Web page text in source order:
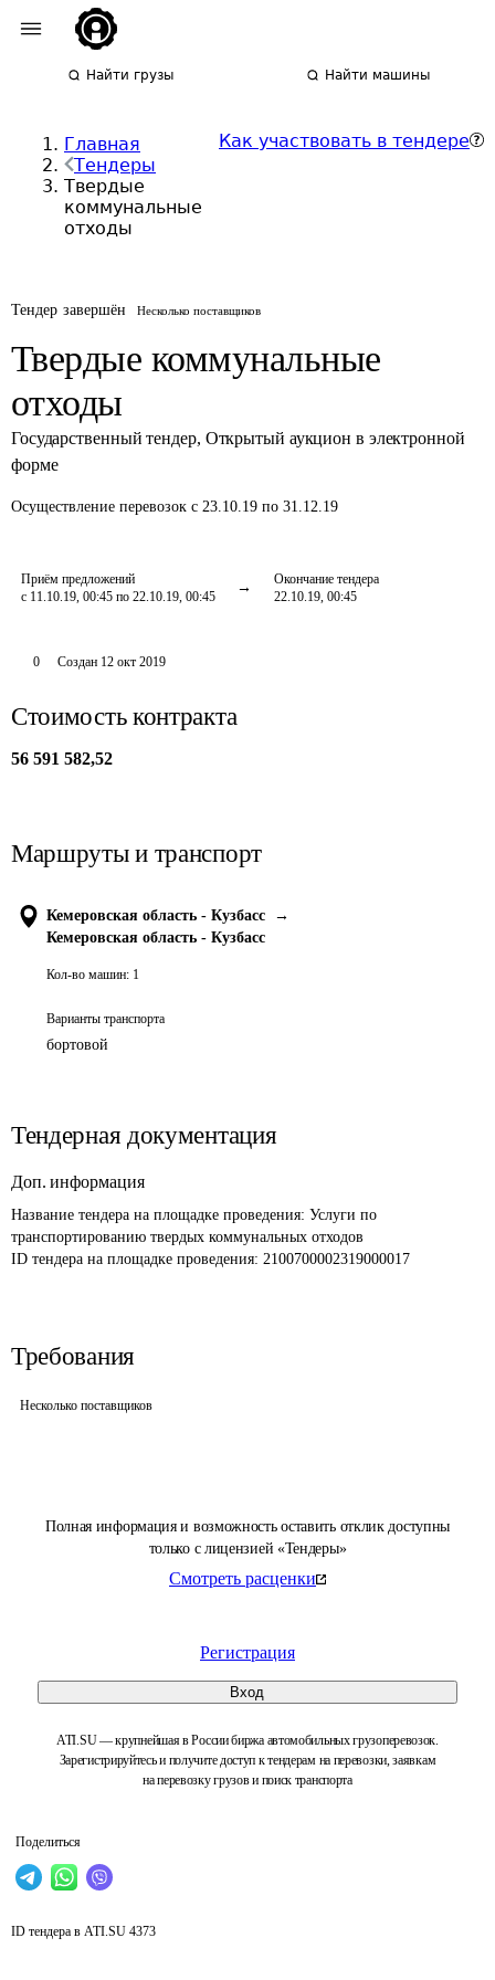
Найти грузы Найти машины
Главная
Тендеры
Твердые
коммунальные
отходы
Как участвовать в тендере
Тендер завершён Несколько поставщиков
Твердые коммунальные
отходы
Государственный тендер, Открытый аукцион в электронной
форме
Осуществление перевозок с 23.10.19 по 31.12.19
Приём предложений
с 11.10.19, 00:45 по 22.10.19, 00:45
Окончание тендера
22.10.19, 00:45
Полная информация и возможность оставить отклик доступны
только с лицензией «Тендеры»
Смотреть расценки
Регистрация
Вход
ATI.SU — крупнейшая в России биржа автомобильных грузоперевозок.
Зарегистрируйтесь и получите доступ к тендерам на перевозки, заявкам
на перевозку грузов и поиск транспорта
Поделиться
0 Создан 12 окт 2019
Стоимость контракта
56 591 582,52
Маршруты и транспорт
Кемеровская область - Кузбасс
→
Кемеровская область - Кузбасс
Кол-во машин: 1
Варианты транспорта
бортовой
Тендерная документация
Доп. информация
Название тендера на площадке проведения: Услуги по
транспортированию твердых коммунальных отходов
ID тендера на площадке проведения: 2100700002319000017
Требования
Несколько поставщиков
ID тендера в ATI.SU 4373